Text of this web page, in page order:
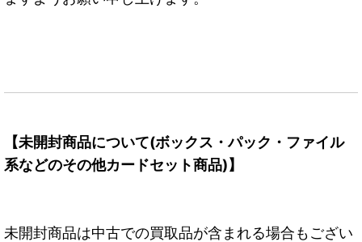
【未開封商品について(ボックス・パック・ファイル
系などのその他カードセット商品)】
未開封商品は中古での買取品が含まれる場合もござい